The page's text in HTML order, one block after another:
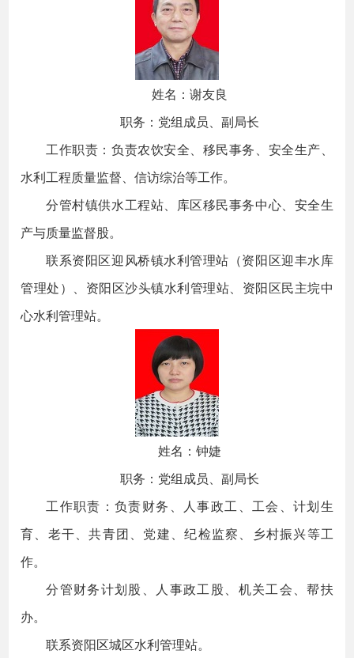
姓名：谢友良
职务：党组成员、副局长
工作职责：负责农饮安全、移民事务、安全生产、
水利工程质量监督、信访综治等工作。
分管村镇供水工程站、库区移民事务中心、安全生
产与质量监督股。
联系资阳区迎风桥镇水利管理站（资阳区迎丰水库
管理处）、资阳区沙头镇水利管理站、资阳区民主垸中
心水利管理站。
姓名：钟婕
职务：党组成员、副局长
工作职责：负责财务、人事政工、工会、计划生
育、老干、共青团、党建、纪检监察、乡村振兴等工
作。
分管财务计划股、人事政工股、机关工会、帮扶
办。
联系资阳区城区水利管理站。